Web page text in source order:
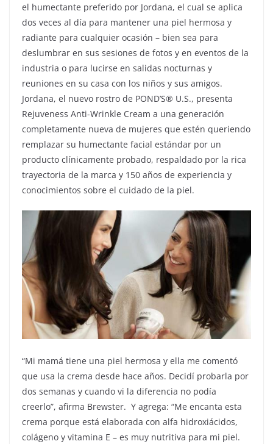
el humectante preferido por Jordana, el cual se aplica
dos veces al día para mantener una piel hermosa y
radiante para cualquier ocasión – bien sea para
deslumbrar en sus sesiones de fotos y en eventos de la
industria o para lucirse en salidas nocturnas y
reuniones en su casa con los niños y sus amigos.
Jordana, el nuevo rostro de POND’S® U.S., presenta
Rejuveness Anti-Wrinkle Cream a una generación
completamente nueva de mujeres que estén queriendo
remplazar su humectante facial estándar por un
producto clínicamente probado, respaldado por la rica
trayectoria de la marca y 150 años de experiencia y
conocimientos sobre el cuidado de la piel.
“Mi mamá tiene una piel hermosa y ella me comentó
que usa la crema desde hace años. Decidí probarla por
dos semanas y cuando vi la diferencia no podía
creerlo”, afirma Brewster. Y agrega: “Me encanta esta
crema porque está elaborada con alfa hidroxiácidos,
colágeno y vitamina E – es muy nutritiva para mi piel.